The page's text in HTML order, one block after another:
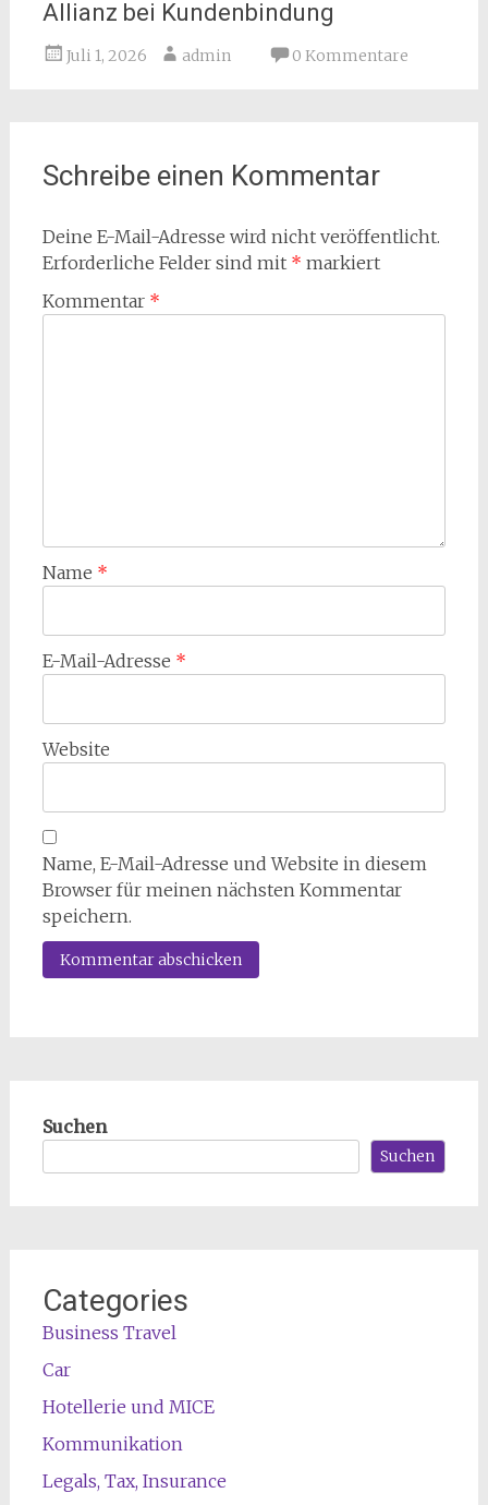
Allianz bei Kundenbindung
Juli 1, 2026 admin 0 Kommentare
Schreibe einen Kommentar
Deine E-Mail-Adresse wird nicht veröffentlicht.
Erforderliche Felder sind mit * markiert
Kommentar *
Name *
E-Mail-Adresse *
Website
Name, E-Mail-Adresse und Website in diesem
Browser für meinen nächsten Kommentar
speichern.
Suchen
Suchen
Categories
Business Travel
Car
Hotellerie und MICE
Kommunikation
Legals, Tax, Insurance